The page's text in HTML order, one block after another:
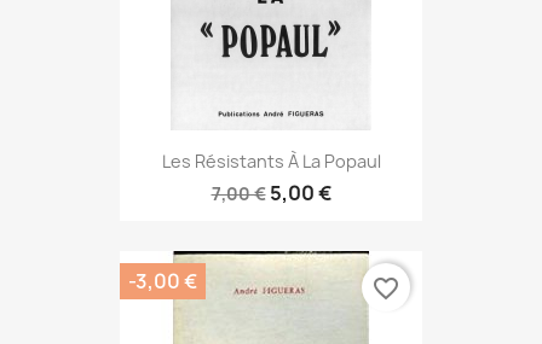
Les Résistants À La Popaul
7,00 € 5,00 €
-3,00 € favorite_border